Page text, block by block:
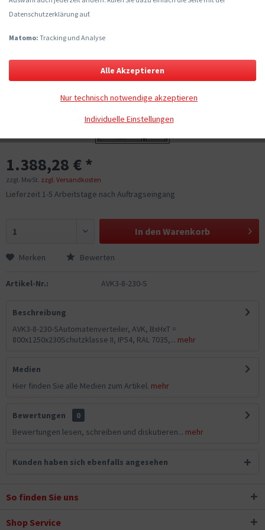
1.388,28 € *
zzgl. MwSt. zzgl. Versandkosten
Lieferzeit 1-5 Arbeitstage nach Auftragseingang
In den Warenkorb
Merken Bewerten
Artikel-Nr.: AVK3-8-230-S
Beschreibung
AVK3-8-230-SAutomatenverteiler, AVK, BxHxT =
800x1250x230Schutzklasse II, IP54, RAL 7035,... mehr
Medien
Hier finden Sie alle Medien zum Artikel. mehr
Bewertungen
0
Bewertungen lesen, schreiben und diskutieren... mehr
Kunden haben sich ebenfalls angesehen
So finden Sie uns
Shop Service
Datenschutzerklärung auf.
Matomo: Tracking und Analyse
Individuelle Einstellungen
Nur technisch notwendige akzeptieren
Alle Akzeptieren